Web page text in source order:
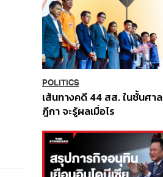
POLITICS
เส้นทางคดี 44 สส. ในชั้นศาล
ฎีกา จะรู้ผลเมื่อไร